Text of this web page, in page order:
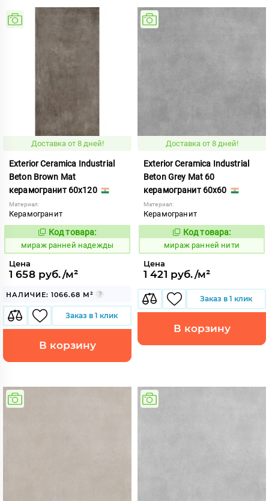
Доставка от 8 дней!
Exterior Ceramica Industrial
Beton Brown Mat
керамогранит 60x120
Материал:
Керамогранит
994057
Код товара:
мираж ранней надежды
Цена
1 658 руб./м²
НАЛИЧИЕ: 1066.68 М²
Заказ в 1 клик
В корзину
Доставка от 8 дней!
Exterior Ceramica Industrial
Beton Grey Mat 60
керамогранит 60x60
Материал:
Керамогранит
994060
Код товара:
мираж ранней нити
Цена
1 421 руб./м²
Заказ в 1 клик
В корзину